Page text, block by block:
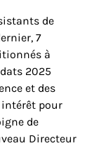
de
7
à
2025
et des
intérêt pour
de
Directeur